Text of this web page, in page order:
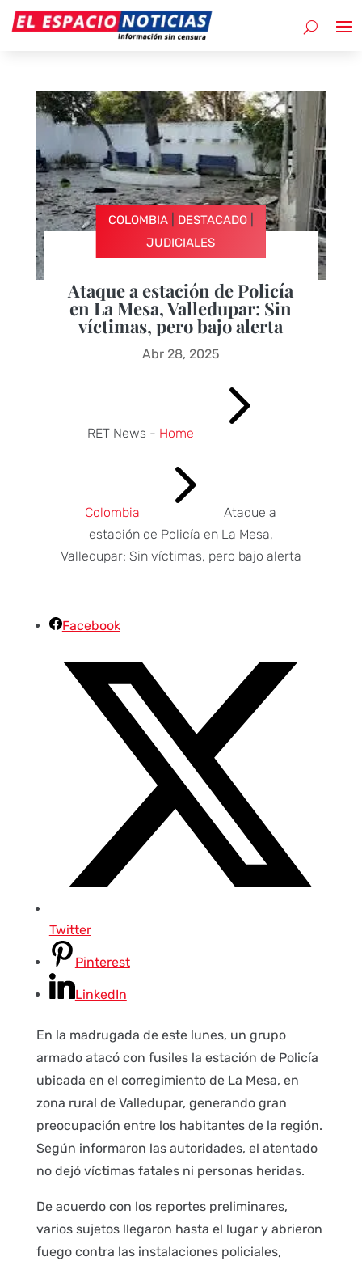
COLOMBIA| DESTACADO|
JUDICIALES
Ataque a estación de Policía
en La Mesa, Valledupar: Sin
víctimas, pero bajo alerta
Abr 28, 2025
RET News - Home 5
Colombia 5
Ataque a
estación de Policía en La Mesa,
Valledupar: Sin víctimas, pero bajo alerta
Facebook
Twitter
Pinterest
LinkedIn
En la madrugada de este lunes, un grupo
armado atacó con fusiles la estación de Policía
ubicada en el corregimiento de La Mesa, en
zona rural de Valledupar, generando gran
preocupación entre los habitantes de la región.
Según informaron las autoridades, el atentado
no dejó víctimas fatales ni personas heridas.
De acuerdo con los reportes preliminares,
varios sujetos llegaron hasta el lugar y abrieron
fuego contra las instalaciones policiales,